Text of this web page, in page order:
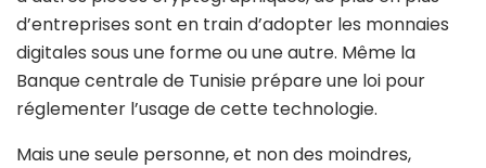
d’entreprises sont en train d’adopter les monnaies
digitales sous une forme ou une autre. Même la
Banque centrale de Tunisie prépare une loi pour
réglementer l’usage de cette technologie.
Mais une seule personne, et non des moindres,